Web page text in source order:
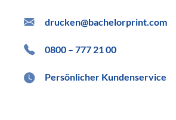
drucken@bachelorprint.com
0800 – 777 21 00
Persönlicher Kundenservice